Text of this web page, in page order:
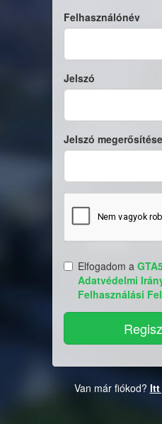
Felhasználónév
Jelszó
Jelszó megerősítése
Elfogadom a
Adatvédelmi
Felhasználási
Van már fiókod? Itt